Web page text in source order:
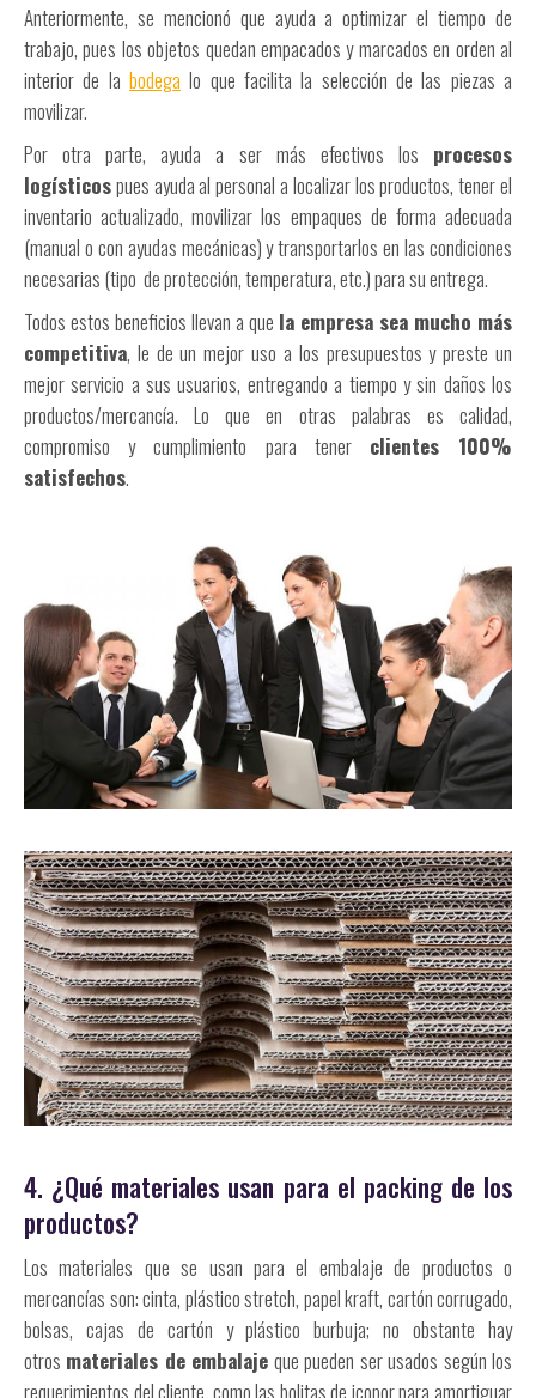
Anteriormente, se mencionó que ayuda a optimizar el tiempo de
trabajo, pues los objetos quedan empacados y marcados en orden al
interior de la bodega lo que facilita la selección de las piezas a
movilizar.
Por otra parte, ayuda a ser más efectivos los procesos
logísticospues ayuda al personal a localizar los productos, tener el
inventario actualizado, movilizar los empaques de forma adecuada
(manual o con ayudas mecánicas) y transportarlos en las condiciones
necesarias (tipo de protección, temperatura, etc.) para su entrega.
Todos estos beneficios llevan a que la empresa sea mucho más
competitiva, le de un mejor uso a los presupuestos y preste un
mejor servicio a sus usuarios, entregando a tiempo y sin daños los
productos/mercancía. Lo que en otras palabras es calidad,
compromiso y cumplimiento para tener clientes 100%
satisfechos.
4. ¿Qué materiales usan para el packing de los
productos?
Los materiales que se usan para el embalaje de productos o
mercancías son: cinta, plástico stretch, papel kraft, cartón corrugado,
bolsas, cajas de cartón y plástico burbuja; no obstante hay
otros materiales de embalaje que pueden ser usados según los
requerimientos del cliente, como las bolitas de icopor para amortiguar